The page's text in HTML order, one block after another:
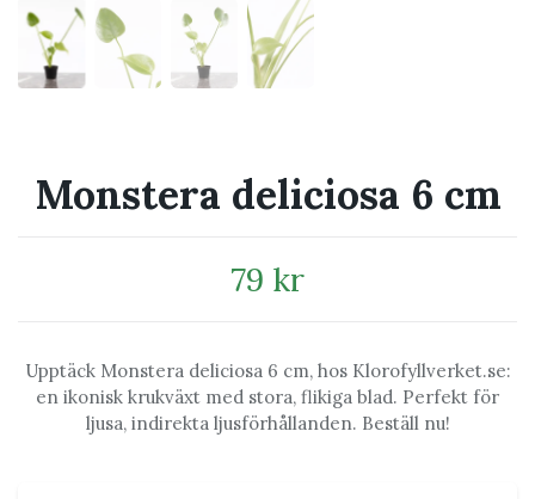
Monstera deliciosa 6 cm
79 kr
Upptäck Monstera deliciosa 6 cm, hos Klorofyllverket.se:
en ikonisk krukväxt med stora, flikiga blad. Perfekt för
ljusa, indirekta ljusförhållanden. Beställ nu!